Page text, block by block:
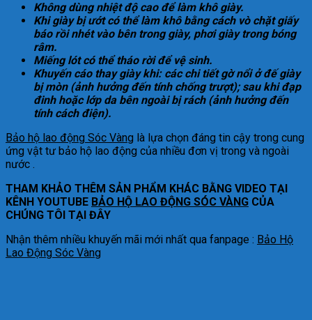
Không dùng nhiệt độ cao để làm khô giày.
Khi giày bị ướt có thể làm khô bằng cách vò chặt giấy
báo rồi nhét vào bên trong giày, phơi giày trong bóng
râm.
Miếng lót có thể tháo rời để vệ sinh.
Khuyến cáo thay giày khi: các chi tiết gờ nổi ở đế giày
bị mòn (ảnh hưởng đến tính chống trượt); sau khi đạp
đinh hoặc lớp da bên ngoài bị rách (ảnh hưởng đến
tính cách điện).
Bảo hộ lao động Sóc Vàng là lựa chọn đáng tin cậy trong cung
ứng vật tư bảo hộ lao động của nhiều đơn vị trong và ngoài
nước .
THAM KHẢO THÊM SẢN PHẨM KHÁC BẰNG VIDEO TẠI
KÊNH YOUTUBE BẢO HỘ LAO ĐỘNG SÓC VÀNG CỦA
CHÚNG TÔI TẠI ĐÂY
Nhận thêm nhiều khuyến mãi mới nhất qua fanpage : Bảo Hộ
Lao Động Sóc Vàng